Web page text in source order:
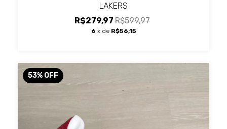
LAKERS
R$279,97 R$599,97
6 x de R$56,15
53% OFF